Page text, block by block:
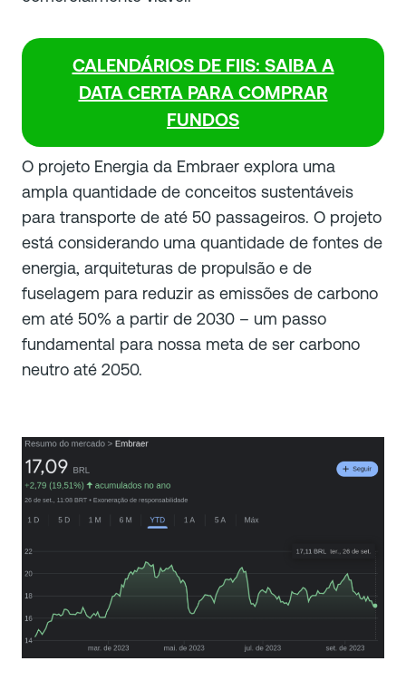
CALENDÁRIOS DE FIIS: SAIBA A
DATA CERTA PARA COMPRAR
FUNDOS
O projeto Energia da Embraer explora uma
ampla quantidade de conceitos sustentáveis
para transporte de até 50 passageiros. O projeto
está considerando uma quantidade de fontes de
energia, arquiteturas de propulsão e de
fuselagem para reduzir as emissões de carbono
em até 50% a partir de 2030 – um passo
fundamental para nossa meta de ser carbono
neutro até 2050.